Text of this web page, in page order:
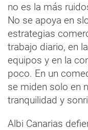
no es la más
No se apoya en
estrategias
trabajo diario, en
equipos y en la
poco. En un
se miden solo en
tranquilidad y
Albi Canarias